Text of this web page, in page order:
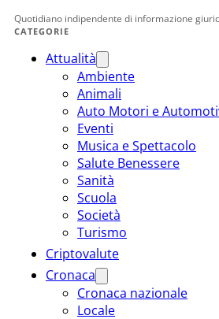
Quotidiano indipendente di informazione
CATEGORIE
Attualità
Ambiente
Animali
Auto Motori e
Eventi
Musica e Spettacolo
Salute Benessere
Sanità
Scuola
Società
Turismo
Criptovalute
Cronaca
Cronaca nazionale
Locale